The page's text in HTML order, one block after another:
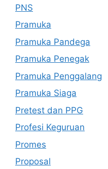
PNS
Pramuka
Pramuka Pandega
Pramuka Penegak
Pramuka Penggalang
Pramuka Siaga
Pretest dan PPG
Profesi Keguruan
Promes
Proposal